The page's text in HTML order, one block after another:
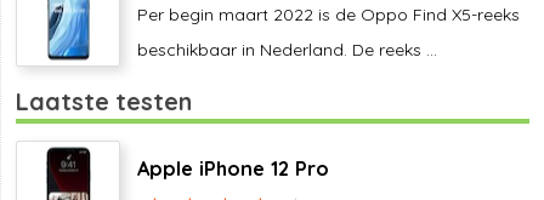
Per begin maart 2022 is de Oppo Find X5-reeks
beschikbaar in Nederland. De reeks ...
Laatste testen
Apple iPhone 12 Pro